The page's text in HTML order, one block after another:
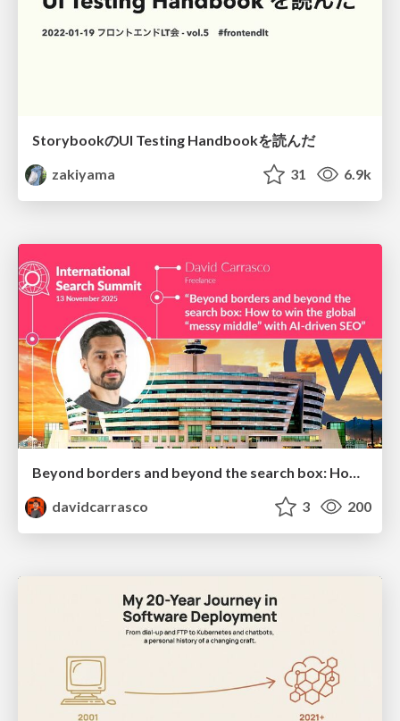
StorybookのUI Testing Handbookを読んだ
zakiyama
31 6.9k
Beyond borders and beyond the search box: How to win the global "messy middle" with AI-driven SEO
davidcarrasco
3 200